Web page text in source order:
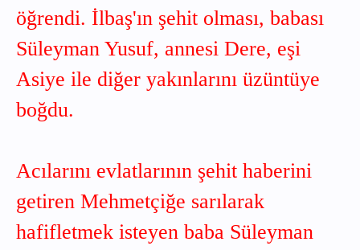
öğrendi. İlbaş'ın şehit olması, babası
Süleyman Yusuf, annesi Dere, eşi
Asiye ile diğer yakınlarını üzüntüye
boğdu.
Acılarını evlatlarının şehit haberini
getiren Mehmetçiğe sarılarak
hafifletmek isteyen baba Süleyman